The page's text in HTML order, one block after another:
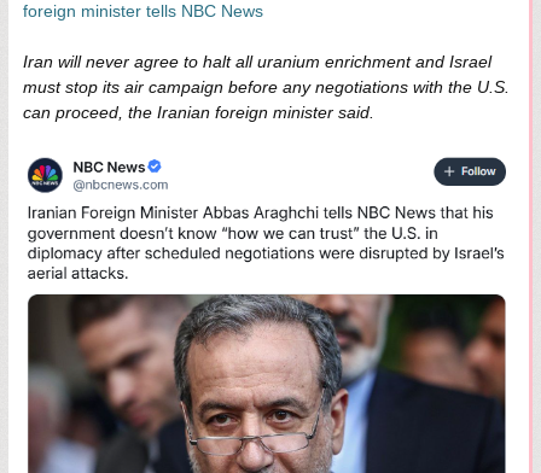
foreign minister tells NBC News
Iran will never agree to halt all uranium enrichment and Israel
must stop its air campaign before any negotiations with the U.S.
can proceed, the Iranian foreign minister said.